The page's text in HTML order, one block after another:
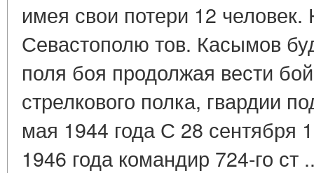
имея свои потери 12 человек.
Севастополю тов. Касымов
поля боя продолжая вести
стрелкового полка, гвардии
мая 1944 года С 28 сентября
1946 года командир 724-го ст